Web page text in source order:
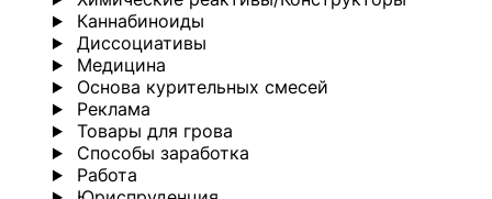
Каннабиноиды
Диссоциативы
Медицина
Основа курительных смесей
Реклама
Товары для грова
Способы заработка
Работа